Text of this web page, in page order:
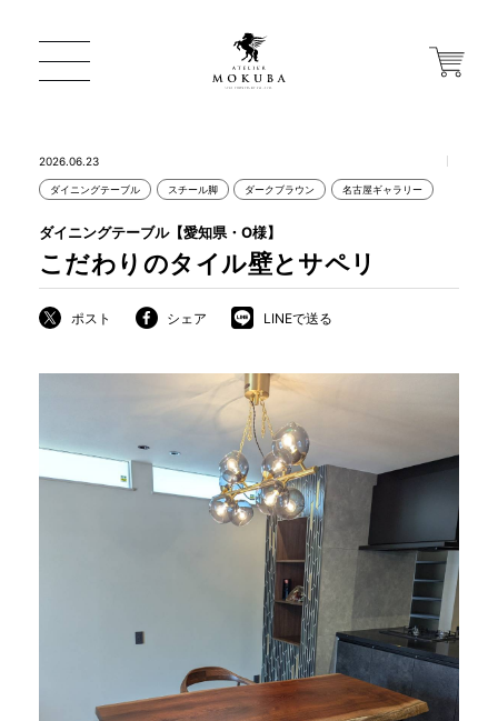
店舗から探す
一枚板 ATELIER MOKUBA HOME
MOKUBA について
2026.06.23
ダイニングテーブル スチール脚 ダークブラウン 名古屋ギャラリー
こだわりのタイル壁とサペリ
ダイニングテーブル【愛知県・O様】
ポスト シェア LINEで送る